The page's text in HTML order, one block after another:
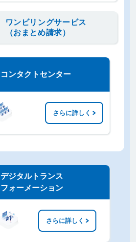
ワンビリングサービス
（おまとめ請求）
コンタクトセンター
さらに詳しく
デジタルトランス
フォーメーション
さらに詳しく